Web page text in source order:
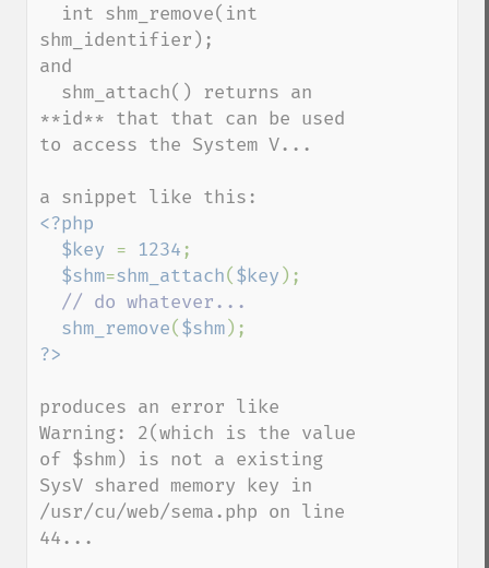
shm_identifier);
and
**id** that that can be used
to access the System V...
<?php
  $key
= 1234 ;
$shm=shm_attach( $key );
// do whatever...
shm_remove( $shm
produces an error like
Warning: 2(which is the value
of $shm) is not a existing
SysV shared memory key in
/usr/cu/web/sema.php on line
44...